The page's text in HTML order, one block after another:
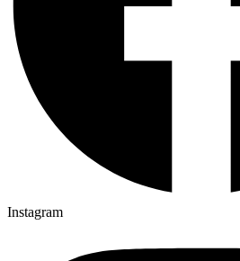
Instagram